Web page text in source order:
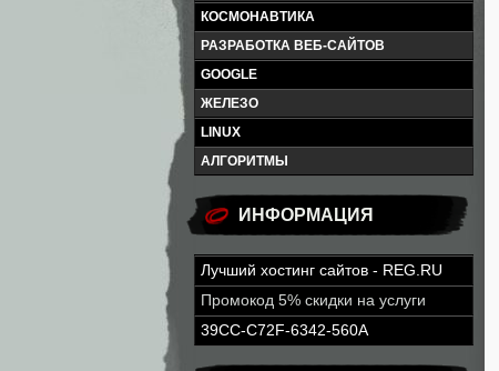
КОСМОНАВТИКА
РАЗРАБОТКА ВЕБ-САЙТОВ
GOOGLE
ЖЕЛЕЗО
LINUX
АЛГОРИТМЫ
ИНФОРМАЦИЯ
Лучший хостинг сайтов - REG.RU
Промокод 5% скидки на услуги
39CC-C72F-6342-560A